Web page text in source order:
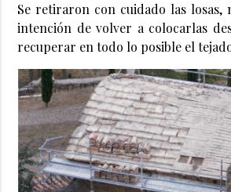
Se retiraron con cuidado las losas,
intención de volver a colocarlas
recuperar en todo lo posible el